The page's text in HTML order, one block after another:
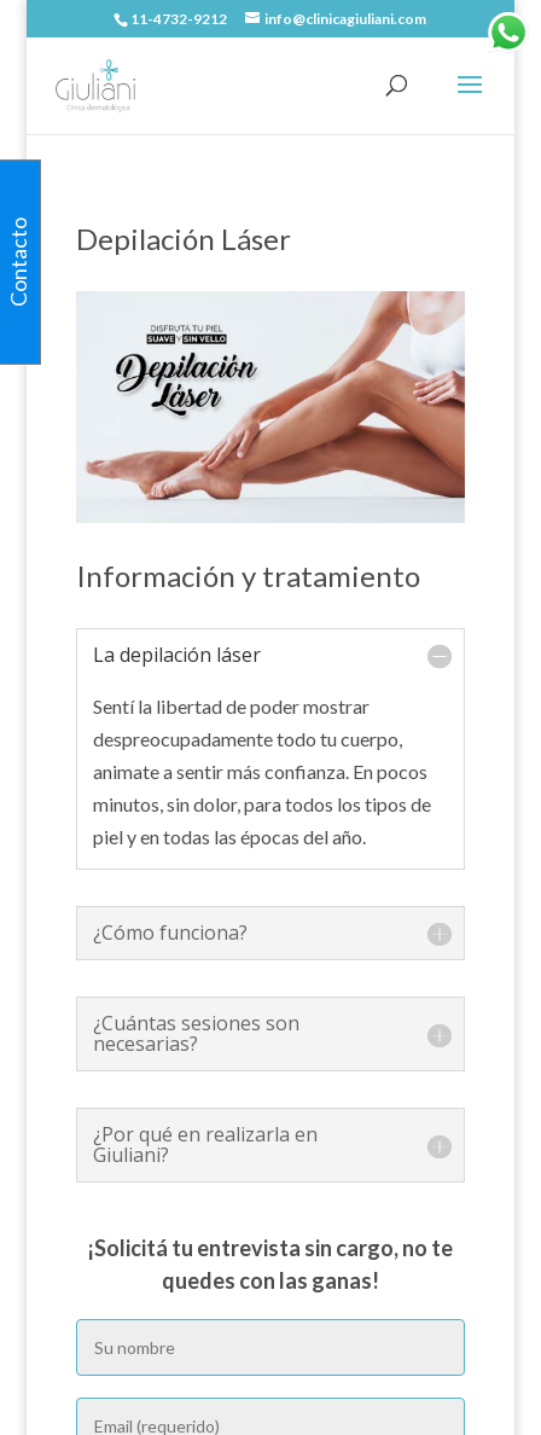
11-4732-9212 info@clinicagiuliani.com
Depilación Láser
Información y tratamiento
La depilación láser
Sentí la libertad de poder mostrar
despreocupadamente todo tu cuerpo,
animate a sentir más confianza. En pocos
minutos, sin dolor, para todos los tipos de
piel y en todas las épocas del año.
¿Cómo funciona?
¿Cuántas sesiones son
necesarias?
¿Por qué en realizarla en
Giuliani?
¡Solicitá tu entrevista sin cargo, no te
quedes con las ganas!
Contacto